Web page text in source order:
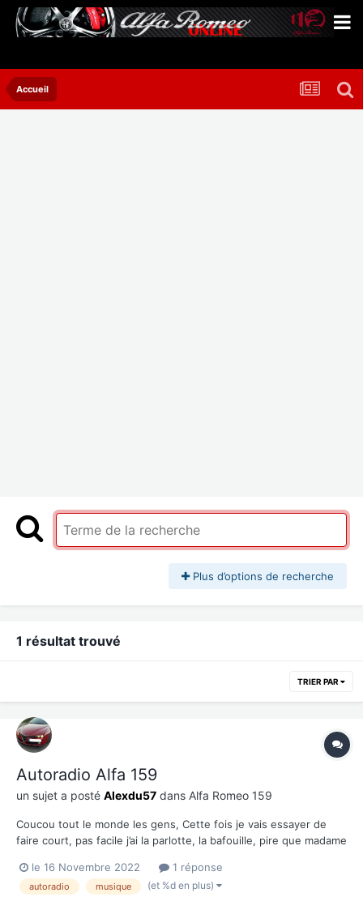
Accueil
Plus d’options de recherche
1 résultat trouvé
TRIER PAR
Autoradio Alfa 159
un sujet a posté Alexdu57 dans Alfa Romeo 159
Coucou tout le monde les gens, Cette fois je vais essayer de
faire court, pas facile j’ai la parlotte, la bafouille, pire que madame
comme dirait Pépin (pour ceux qui on lu mes autres post vous le
savez maintena...
le 16 Novembre 2022 1 réponse
autoradio musique (et %d en plus)